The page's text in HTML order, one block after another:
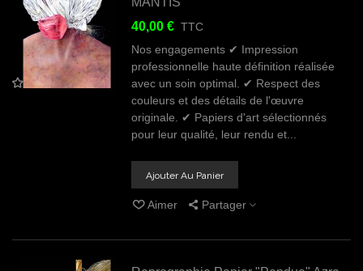
40,00 € TTC
Nos engagements ✔ Impression
professionnelle haute définition réalisée
avec un soin optimal. ✔ Respect des
couleurs et des détails de l'œuvre
originale. ✔ Papiers d'art sélectionnés
pour leur qualité, leur rendu et...
Ajouter Au Panier
Aimer Partager